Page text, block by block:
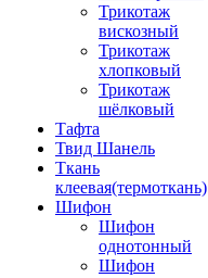
Трикотаж
вискозный
Трикотаж
хлопковый
Трикотаж
шёлковый
Тафта
Твид Шанель
Ткань
клеевая(термоткань)
Шифон
Шифон
однотонный
Шифон